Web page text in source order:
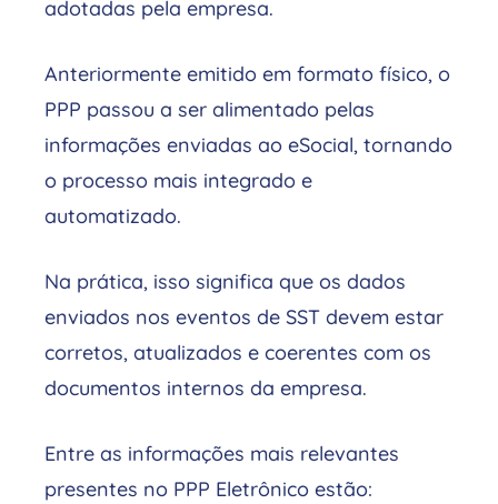
adotadas pela empresa.
Anteriormente emitido em formato físico, o
PPP passou a ser alimentado pelas
informações enviadas ao eSocial, tornando
o processo mais integrado e
automatizado.
Na prática, isso significa que os dados
enviados nos eventos de SST devem estar
corretos, atualizados e coerentes com os
documentos internos da empresa.
Entre as informações mais relevantes
presentes no PPP Eletrônico estão: